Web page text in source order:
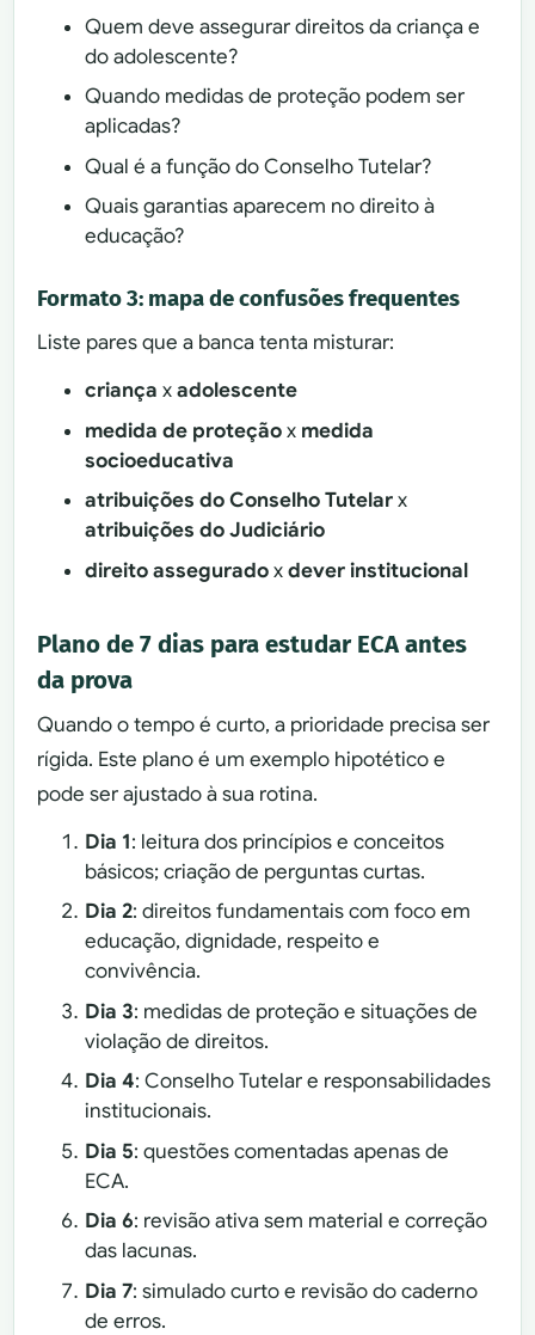
Quem deve assegurar direitos da criança e
do adolescente?
Quando medidas de proteção podem ser
aplicadas?
Qual é a função do Conselho Tutelar?
Quais garantias aparecem no direito à
educação?
Formato 3: mapa de confusões frequentes
Liste pares que a banca tenta misturar:
criança xadolescente
medida de proteçãox medida
socioeducativa
atribuições do Conselho Tutelarx
atribuições do Judiciário
direito asseguradoxdever institucional
Plano de 7 dias para estudar ECA antes
da prova
Quando o tempo é curto, a prioridade precisa ser
rígida. Este plano é um exemplo hipotético e
pode ser ajustado à sua rotina.
Dia 1: leitura dos princípios e conceitos
básicos; criação de perguntas curtas.
Dia 2: direitos fundamentais com foco em
educação, dignidade, respeito e
convivência.
Dia 3: medidas de proteção e situações de
violação de direitos.
Dia 4: Conselho Tutelar e responsabilidades
institucionais.
Dia 5: questões comentadas apenas de
ECA.
Dia 6: revisão ativa sem material e correção
das lacunas.
Dia 7: simulado curto e revisão do caderno
de erros.